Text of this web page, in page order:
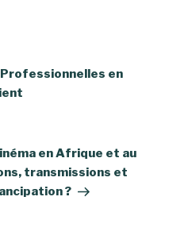
en
en Afrique et au
transmissions et
?